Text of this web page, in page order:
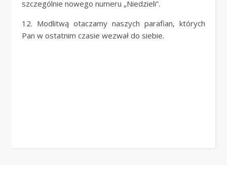
szczególnie nowego numeru „Niedzieli”.
12. Modlitwą otaczamy naszych parafian, których
Pan w ostatnim czasie wezwał do siebie.